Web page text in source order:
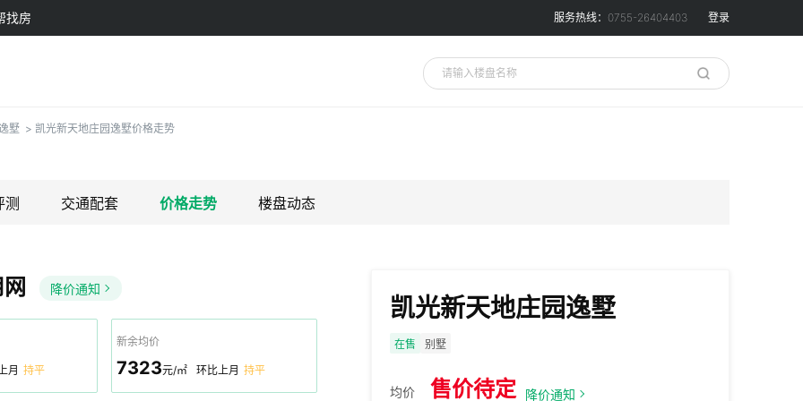
找房 服务热线：0755-26404403 登录
墅 > 凯光新天地庄园逸墅价格走势
测 交通配套 价格走势 楼盘动态
降价通知
月 持平
新余均价
7323元/㎡ 环比上月 持平
凯光新天地庄园逸墅
在售 别墅
均价 售价待定 降价通知